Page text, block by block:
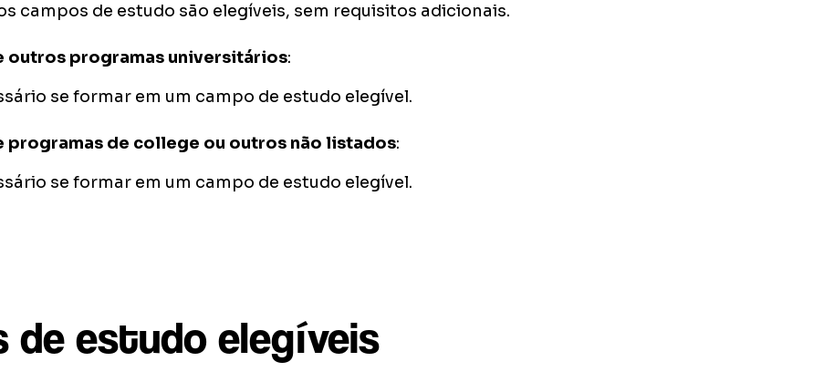
campos de estudo são elegíveis, sem requisitos adicionais.
outros programas universitários:
se formar em um campo de estudo elegível.
programas de college ou outros não listados:
se formar em um campo de estudo elegível.
de estudo elegíveis